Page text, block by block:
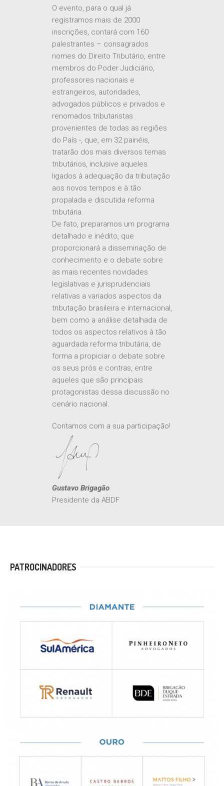
registramos mais de 2000
inscrições, contará com 160
palestrantes – consagrados
nomes do Direito Tributário, entre
membros do Poder Judiciário,
professores nacionais e
estrangeiros, autoridades,
advogados públicos e privados e
renomados tributaristas
provenientes de todas as regiões
do País -, que, em 32 painéis,
tratarão dos mais diversos temas
tributários, inclusive aqueles
ligados à adequação da tributação
aos novos tempos e à tão
propalada e discutida reforma
tributária.
De fato, preparamos um programa
detalhado e inédito, que
proporcionará a disseminação de
conhecimento e o debate sobre
as mais recentes novidades
legislativas e jurisprudenciais
relativas a variados aspectos da
tributação brasileira e internacional,
bem como a análise detalhada de
todos os aspectos relativos à tão
aguardada reforma tributária, de
forma a propiciar o debate sobre
os seus prós e contras, entre
aqueles que são principais
protagonistas dessa discussão no
cenário nacional.
Gustavo Brigagão
Presidente da ABDF